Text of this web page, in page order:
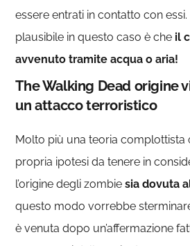
essere entrati in contatto con
plausibile in questo caso è che il
avvenuto tramite acqua o aria!
The Walking Dead origine
un attacco terroristico
Molto più una teoria complottista
propria ipotesi da tenere in
l’origine degli zombiesia dovuta
questo modo vorrebbe sterminare
è venuta dopo un’affermazione